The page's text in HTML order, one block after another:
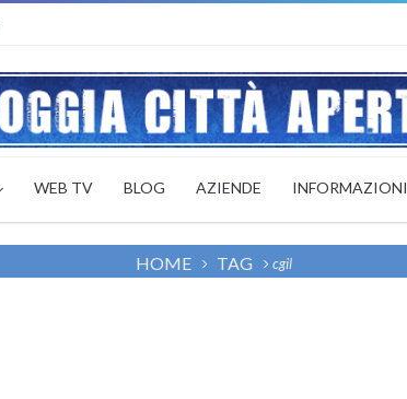
WEB TV BLOG AZIENDE INFORMAZIONI
HOME TAG cgil